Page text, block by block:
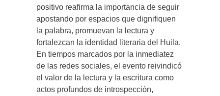
positivo reafirma la importancia de seguir
apostando por espacios que dignifiquen
la palabra, promuevan la lectura y
fortalezcan la identidad literaria del Huila.
En tiempos marcados por la inmediatez
de las redes sociales, el evento reivindicó
el valor de la lectura y la escritura como
actos profundos de introspección,